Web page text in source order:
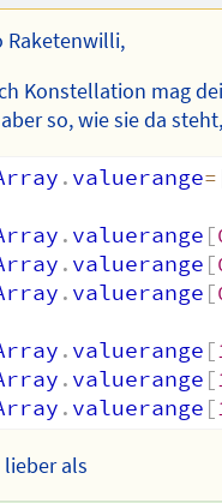
Raketenwilli,
Konstellation mag
so, wie sie da
. valuerange=
. valuerange [
. valuerange [
. valuerange [
. valuerange [
. valuerange [
. valuerange [
als